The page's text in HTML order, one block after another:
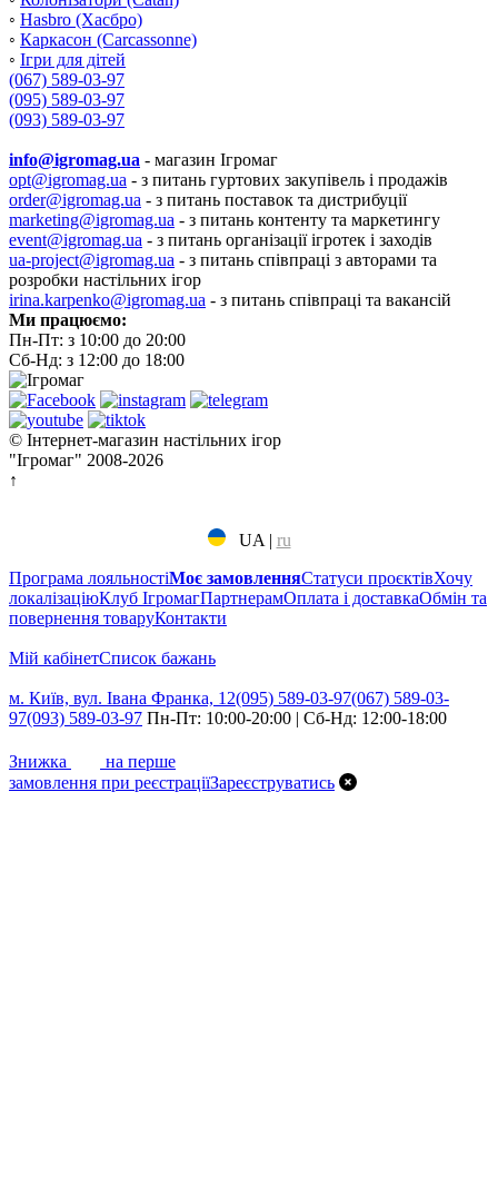
◦ Hasbro (Хасбро)
◦ Каркасон (Carcassonne)
◦ Ігри для дітей
(067) 589-03-97
(095) 589-03-97
(093) 589-03-97
info@igromag.ua - магазин Ігромаг
opt@igromag.ua - з питань гуртових закупівель і продажів
order@igromag.ua - з питань поставок та дистрибуції
marketing@igromag.ua - з питань контенту та маркетингу
event@igromag.ua - з питань організації ігротек і заходів
ua-project@igromag.ua - з питань співпраці з авторами та
розробки настільних ігор
irina.karpenko@igromag.ua - з питань співпраці та вакансій
Ми працюємо:
Пн-Пт: з 10:00 до 20:00
Сб-Нд: з 12:00 до 18:00
© Інтернет-магазин настільних ігор
"Ігромаг" 2008-2026
↑
UA| ru
Програма лояльностіМоє замовленняСтатуси проєктівХочу
локалізаціюКлуб ІгромагПартнерамОплата і доставкаОбмін та
повернення товаруКонтакти
Мій кабінетCписок бажань
м. Київ, вул. Івана Франка, 12(095) 589-03-97(067) 589-03-
97(093) 589-03-97 Пн-Пт: 10:00-20:00 | Сб-Нд: 12:00-18:00
Знижка
на перше
замовлення при реєстраціїЗареєструватись